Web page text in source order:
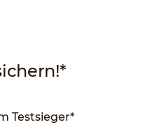
Testsieger*